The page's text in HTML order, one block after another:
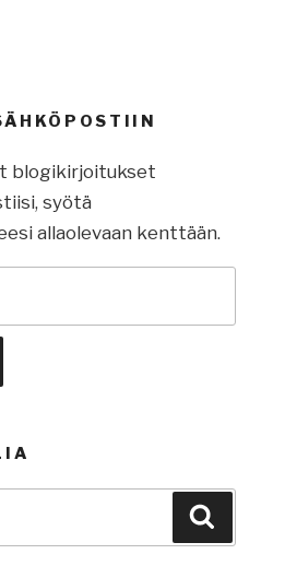
blogikirjoitukset
syötä
allaolevaan kenttään.